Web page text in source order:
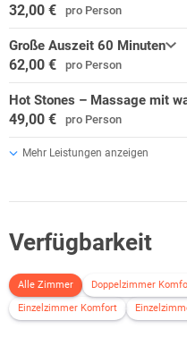
32,00 € pro Person
Große Auszeit 60 Minuten
62,00 € pro Person
Hot Stones – Massage mit
49,00 € pro Person
Mehr Leistungen anzeigen
Verfügbarkeit
Alle Zimmer Doppelzimmer
Einzelzimmer Komfort